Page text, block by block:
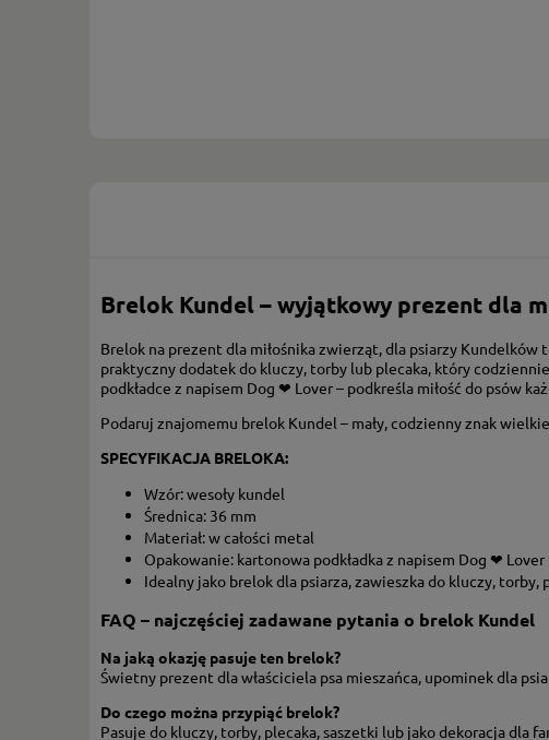
Brelok Kundel – wyjątkowy prezent dla
Brelok na prezent dla miłośnika zwierząt, dla psiarzy
praktyczny dodatek do kluczy, torby lub plecaka, który
podkładce z napisem Dog ❤ Lover – podkreśla miłość do psów
Podaruj znajomemu brelok Kundel – mały, codzienny znak
SPECYFIKACJA BRELOKA:
Wzór: wesoły kundel
Średnica: 36 mm
Materiał: w całości metal
Opakowanie: kartonowa podkładka z napisem Dog ❤ Lover
Idealny jako brelok dla psiarza, zawieszka do kluczy, torby,
FAQ – najczęściej zadawane pytania o brelok Kundel
Na jaką okazję pasuje ten brelok?
Świetny prezent dla właściciela psa mieszańca, upominek dla
Do czego można przypiąć brelok?
Pasuje do kluczy, torby, plecaka, saszetki lub jako dekoracja dla